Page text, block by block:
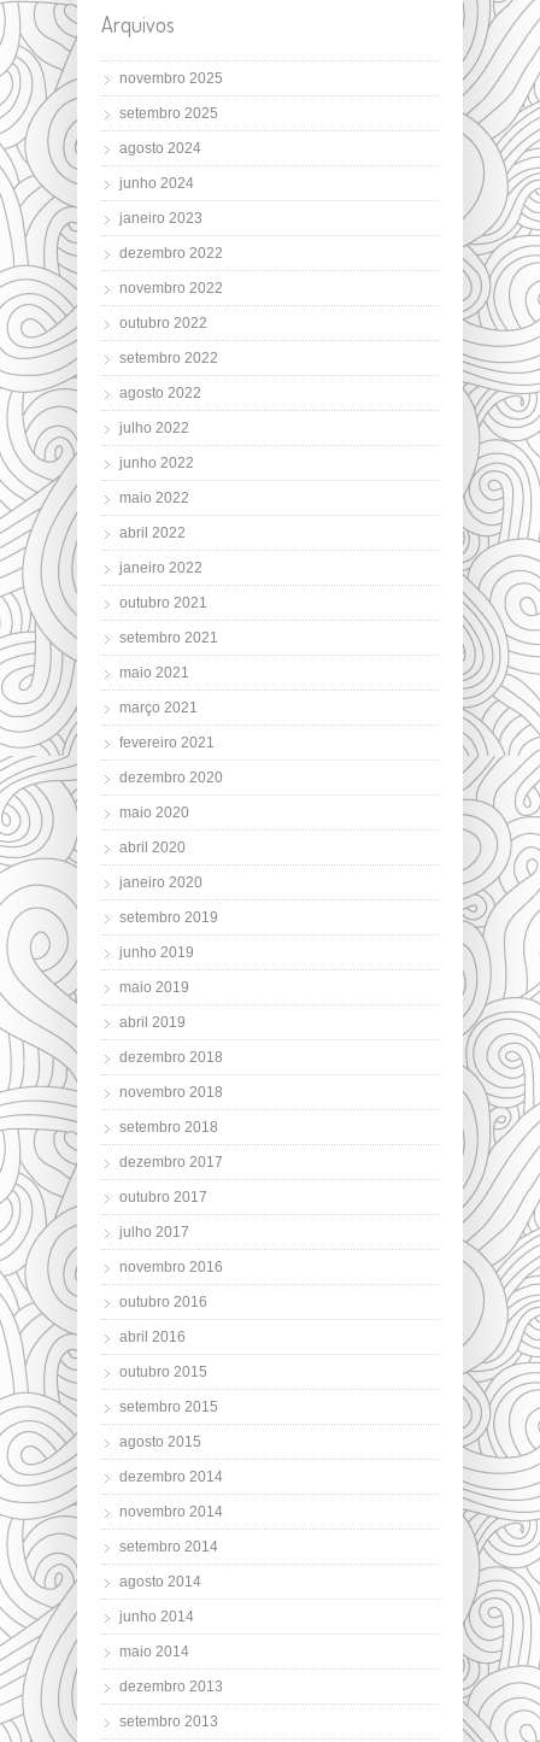
Arquivos
novembro 2025
setembro 2025
agosto 2024
junho 2024
janeiro 2023
dezembro 2022
novembro 2022
outubro 2022
setembro 2022
agosto 2022
julho 2022
junho 2022
maio 2022
abril 2022
janeiro 2022
outubro 2021
setembro 2021
maio 2021
março 2021
fevereiro 2021
dezembro 2020
maio 2020
abril 2020
janeiro 2020
setembro 2019
junho 2019
maio 2019
abril 2019
dezembro 2018
novembro 2018
setembro 2018
dezembro 2017
outubro 2017
julho 2017
novembro 2016
outubro 2016
abril 2016
outubro 2015
setembro 2015
agosto 2015
dezembro 2014
novembro 2014
setembro 2014
agosto 2014
junho 2014
maio 2014
dezembro 2013
setembro 2013